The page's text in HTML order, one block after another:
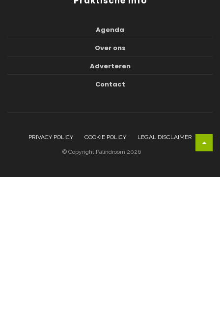
Agenda
Over ons
Adverteren
Contact
PRIVACY POLICY COOKIE POLICY LEGAL DISCLAIMER
© Copyright Palindroom 2026